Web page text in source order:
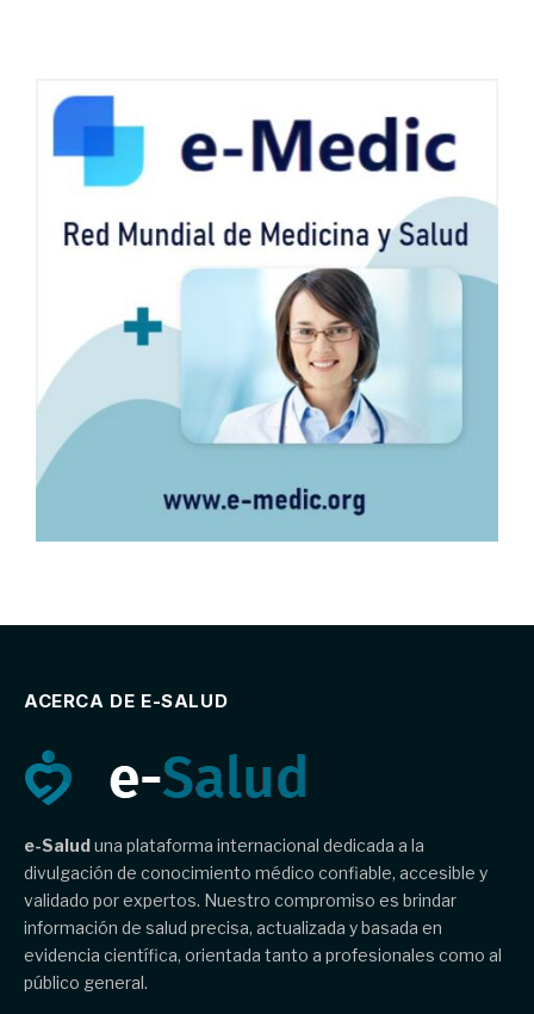
ACERCA DE E-SALUD
e-Saluduna plataforma internacional dedicada a la
divulgación de conocimiento médico confiable, accesible y
validado por expertos. Nuestro compromiso es brindar
información de salud precisa, actualizada y basada en
evidencia científica, orientada tanto a profesionales como al
público general.